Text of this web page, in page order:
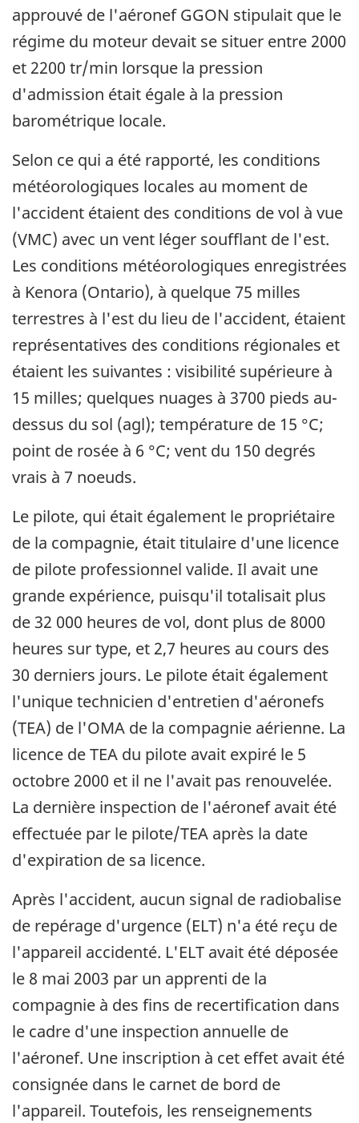
approuvé de l'aéronef GGON stipulait que le
régime du moteur devait se situer entre 2000
et 2200 tr/min lorsque la pression
d'admission était égale à la pression
barométrique locale.
Selon ce qui a été rapporté, les conditions
météorologiques locales au moment de
l'accident étaient des conditions de vol à vue
(VMC) avec un vent léger soufflant de l'est.
Les conditions météorologiques enregistrées
à Kenora (Ontario), à quelque 75 milles
terrestres à l'est du lieu de l'accident, étaient
représentatives des conditions régionales et
étaient les suivantes : visibilité supérieure à
15 milles; quelques nuages à 3700 pieds au-
dessus du sol (agl); température de 15 °C;
point de rosée à 6 °C; vent du 150 degrés
vrais à 7 noeuds.
Le pilote, qui était également le propriétaire
de la compagnie, était titulaire d'une licence
de pilote professionnel valide. Il avait une
grande expérience, puisqu'il totalisait plus
de 32 000 heures de vol, dont plus de 8000
heures sur type, et 2,7 heures au cours des
30 derniers jours. Le pilote était également
l'unique technicien d'entretien d'aéronefs
(TEA) de l'OMA de la compagnie aérienne. La
licence de TEA du pilote avait expiré le 5
octobre 2000 et il ne l'avait pas renouvelée.
La dernière inspection de l'aéronef avait été
effectuée par le pilote/TEA après la date
d'expiration de sa licence.
Après l'accident, aucun signal de radiobalise
de repérage d'urgence (ELT) n'a été reçu de
l'appareil accidenté. L'ELT avait été déposée
le 8 mai 2003 par un apprenti de la
compagnie à des fins de recertification dans
le cadre d'une inspection annuelle de
l'aéronef. Une inscription à cet effet avait été
consignée dans le carnet de bord de
l'appareil. Toutefois, les renseignements